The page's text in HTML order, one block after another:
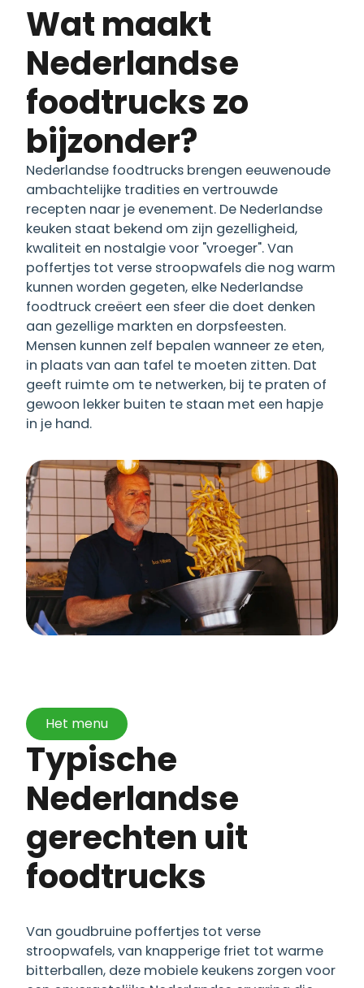
Wat maakt
Nederlandse
foodtrucks zo
bijzonder?
Nederlandse foodtrucks brengen eeuwenoude
ambachtelijke tradities en vertrouwde
recepten naar je evenement. De Nederlandse
keuken staat bekend om zijn gezelligheid,
kwaliteit en nostalgie voor "vroeger". Van
poffertjes tot verse stroopwafels die nog warm
kunnen worden gegeten, elke Nederlandse
foodtruck creëert een sfeer die doet denken
aan gezellige markten en dorpsfeesten.
Mensen kunnen zelf bepalen wanneer ze eten,
in plaats van aan tafel te moeten zitten. Dat
geeft ruimte om te netwerken, bij te praten of
gewoon lekker buiten te staan met een hapje
in je hand.
Het menu
Typische
Nederlandse
gerechten uit
foodtrucks
Van goudbruine poffertjes tot verse
stroopwafels, van knapperige friet tot warme
bitterballen, deze mobiele keukens zorgen voor